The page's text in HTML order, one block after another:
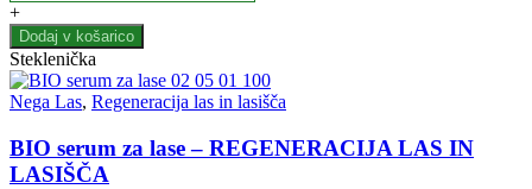
+
Dodaj v košarico
Steklenička
Nega Las, Regeneracija las in lasišča
BIO serum za lase – REGENERACIJA LAS IN
LASIŠČA